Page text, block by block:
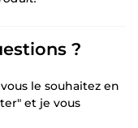
?
le souhaitez en
et je vous